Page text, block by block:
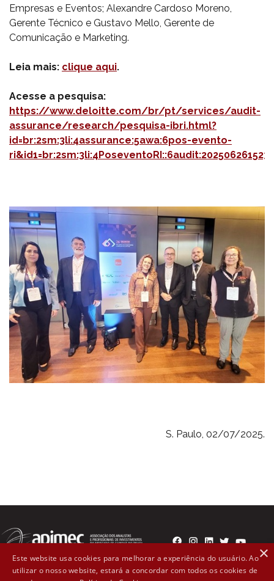
Empresas e Eventos; Alexandre Cardoso Moreno,
Gerente Técnico e Gustavo Mello, Gerente de
Comunicação e Marketing.
Leia mais: clique aqui.
Acesse a pesquisa:
https://www.deloitte.com/br/pt/services/audit-
assurance/research/pesquisa-ibri.html?
id=br:2sm:3li:4assurance:5awa:6pos-evento-
S. Paulo, 02/07/2025.
×
Este website usa cookies para melhorar a experiência do usuário. Ao
utilizar o nosso website, estará a concordar com todos os cookies de